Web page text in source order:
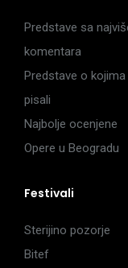
Predstave sa
komentara
Predstave o
pisali
Najbolje ocenjene
Opere u Beogradu
Festivali
Sterijino pozorje
Bitef